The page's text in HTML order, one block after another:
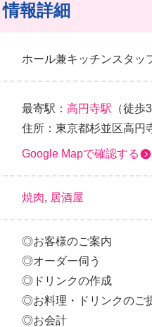
報詳細
ホール兼キッチンスタッ
最寄駅： 高円寺駅 （徒歩
住所：東京都杉並区高円
Google Mapで確認する
焼肉, 居酒屋
◎お客様のご案内
◎オーダー伺う
◎ドリンクの作成
◎お料理・ドリンクのご
◎お会計